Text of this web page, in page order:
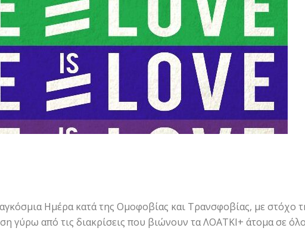
Ημέρα κατά της Ομοφοβίας και Τρανσφοβίας, με στόχο
γύρω από τις διακρίσεις που βιώνουν τα ΛΟΑΤΚΙ+ άτομα σε